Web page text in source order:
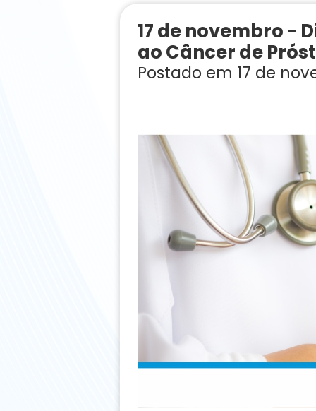
17 de novembro -
ao Câncer de
Postado em 17 de